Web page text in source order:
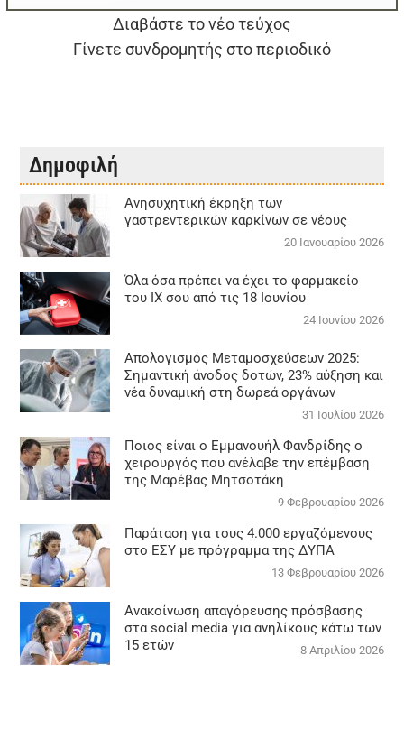
Διαβάστε το νέο τεύχος
Γίνετε συνδρομητής στο περιοδικό
Δημοφιλή
Aνησυχητική έκρηξη των
γαστρεντερικών καρκίνων σε νέους
20 Ιανουαρίου 2026
Όλα όσα πρέπει να έχει το φαρμακείο
του ΙΧ σου από τις 18 Ιουνίου
24 Ιουνίου 2026
Απολογισμός Μεταμοσχεύσεων 2025:
Σημαντική άνοδος δοτών, 23% αύξηση και
νέα δυναμική στη δωρεά οργάνων
31 Ιουλίου 2026
Ποιος είναι ο Εμμανουήλ Φανδρίδης ο
χειρουργός που ανέλαβε την επέμβαση
της Μαρέβας Μητσοτάκη
9 Φεβρουαρίου 2026
Παράταση για τους 4.000 εργαζόμενους
στο ΕΣΥ με πρόγραμμα της ΔΥΠΑ
13 Φεβρουαρίου 2026
Ανακοίνωση απαγόρευσης πρόσβασης
στα social media για ανηλίκους κάτω των
15 ετών
8 Απριλίου 2026